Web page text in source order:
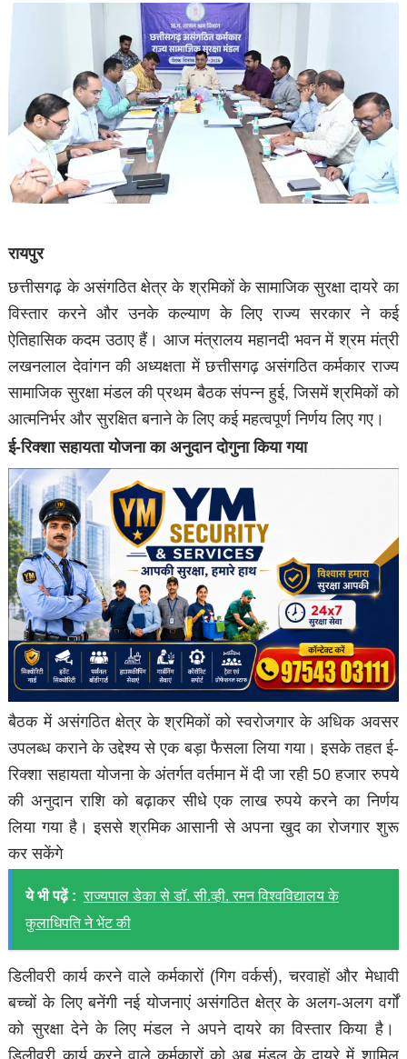
रायपुर
छत्तीसगढ़ के असंगठित क्षेत्र के श्रमिकों के सामाजिक सुरक्षा दायरे का
विस्तार करने और उनके कल्याण के लिए राज्य सरकार ने कई
ऐतिहासिक कदम उठाए हैं। आज मंत्रालय महानदी भवन में श्रम मंत्री
लखनलाल देवांगन की अध्यक्षता में छत्तीसगढ़ असंगठित कर्मकार राज्य
सामाजिक सुरक्षा मंडल की प्रथम बैठक संपन्न हुई, जिसमें श्रमिकों को
आत्मनिर्भर और सुरक्षित बनाने के लिए कई महत्वपूर्ण निर्णय लिए गए।
ई-रिक्शा सहायता योजना का अनुदान दोगुना किया गया
बैठक में असंगठित क्षेत्र के श्रमिकों को स्वरोजगार के अधिक अवसर
उपलब्ध कराने के उद्देश्य से एक बड़ा फैसला लिया गया। इसके तहत ई-
रिक्शा सहायता योजना के अंतर्गत वर्तमान में दी जा रही 50 हजार रुपये
की अनुदान राशि को बढ़ाकर सीधे एक लाख रुपये करने का निर्णय
लिया गया है। इससे श्रमिक आसानी से अपना खुद का रोजगार शुरू
कर सकेंगे
ये भी पढ़ें : राज्यपाल डेका से डॉ. सी.व्ही. रमन विश्वविद्यालय के
कुलाधिपति ने भेंट की
डिलीवरी कार्य करने वाले कर्मकारों (गिग वर्कर्स), चरवाहों और मेधावी
बच्चों के लिए बनेंगी नई योजनाएं असंगठित क्षेत्र के अलग-अलग वर्गों
को सुरक्षा देने के लिए मंडल ने अपने दायरे का विस्तार किया है।